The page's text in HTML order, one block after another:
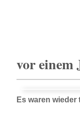
vor einem
Es waren wieder